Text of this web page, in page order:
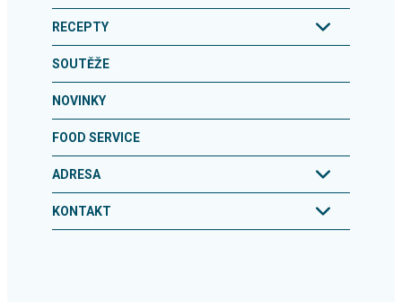
RECEPTY
SOUTĚŽE
NOVINKY
FOOD SERVICE
ADRESA
KONTAKT